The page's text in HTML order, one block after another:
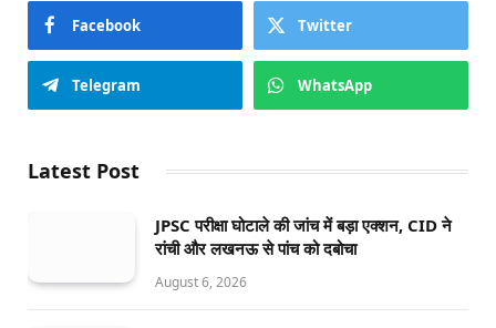
Facebook Twitter
Telegram WhatsApp
Latest Post
JPSC परीक्षा घोटाले की जांच में बड़ा एक्शन, CID ने
रांची और लखनऊ से पांच को दबोचा
August 6, 2026